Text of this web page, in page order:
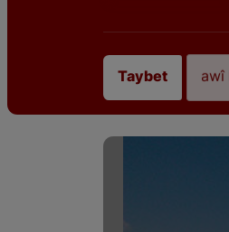
Taybet
koça dawî kir